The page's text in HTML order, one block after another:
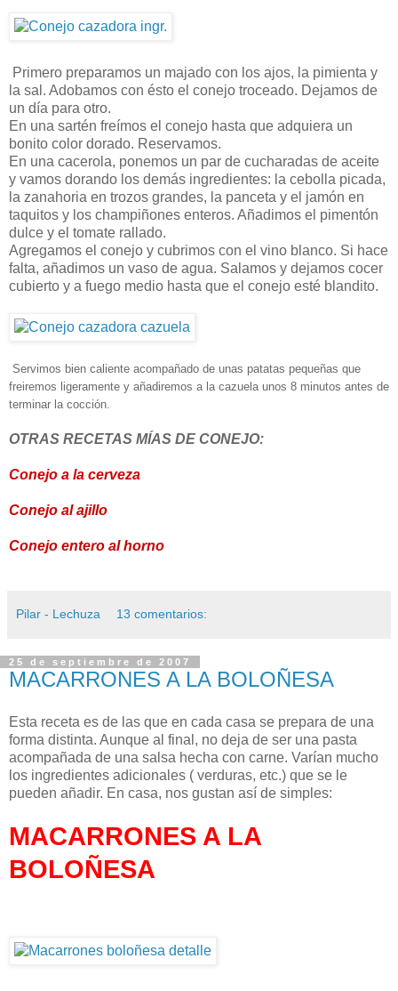
Primero preparamos un majado con los ajos, la pimienta y
la sal. Adobamos con ésto el conejo troceado. Dejamos de
un día para otro.
En una sartén freímos el conejo hasta que adquiera un
bonito color dorado. Reservamos.
En una cacerola, ponemos un par de cucharadas de aceite
y vamos dorando los demás ingredientes: la cebolla picada,
la zanahoria en trozos grandes, la panceta y el jamón en
taquitos y los champiñones enteros. Añadimos el pimentón
dulce y el tomate rallado.
Agregamos el conejo y cubrimos con el vino blanco. Si hace
falta, añadimos un vaso de agua. Salamos y dejamos cocer
cubierto y a fuego medio hasta que el conejo esté blandito.
Servimos bien caliente acompañado de unas patatas pequeñas que
freiremos ligeramente y añadiremos a la cazuela unos 8 minutos antes de
terminar la cocción.
OTRAS RECETAS MÍAS DE CONEJO:
Conejo a la cerveza
Conejo al ajillo
Conejo entero al horno
Pilar - Lechuza 13 comentarios:
25 de septiembre de 2007
MACARRONES A LA BOLOÑESA
Esta receta es de las que en cada casa se prepara de una
forma distinta. Aunque al final, no deja de ser una pasta
acompañada de una salsa hecha con carne. Varían mucho
los ingredientes adicionales ( verduras, etc.) que se le
pueden añadir. En casa, nos gustan así de simples:
MACARRONES A LA
BOLOÑESA